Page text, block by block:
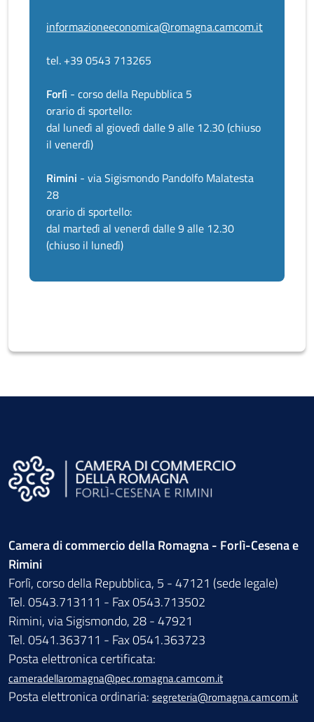
informazioneeconomica@romagna.camcom.it
tel. +39 0543 713265
Forlì - corso della Repubblica 5
orario di sportello:
dal lunedì al giovedì dalle 9 alle 12.30 (chiuso
il venerdì)
Rimini - via Sigismondo Pandolfo Malatesta
28
orario di sportello:
dal martedì al venerdì dalle 9 alle 12.30
(chiuso il lunedì)
Camera di commercio della Romagna - Forlì-Cesena e
Rimini
Forlì, corso della Repubblica, 5 - 47121 (sede legale)
Tel. 0543.713111 - Fax 0543.713502
Rimini, via Sigismondo, 28 - 47921
Tel. 0541.363711 - Fax 0541.363723
Posta elettronica certificata:
cameradellaromagna@pec.romagna.camcom.it
Posta elettronica ordinaria: segreteria@romagna.camcom.it